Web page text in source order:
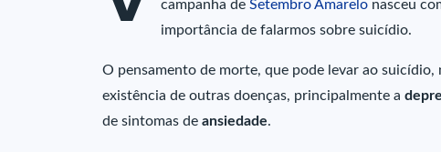
campanha de Setembro Amarelo nasceu
importância de falarmos sobre suicídio.
O pensamento de morte, que pode levar ao suicídio,
existência de outras doenças, principalmente a
de sintomas de ansiedade.